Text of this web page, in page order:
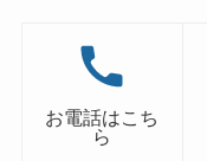
お電話はこち
ら